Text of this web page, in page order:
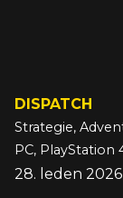
DISPATCH
Strategie,
28. leden